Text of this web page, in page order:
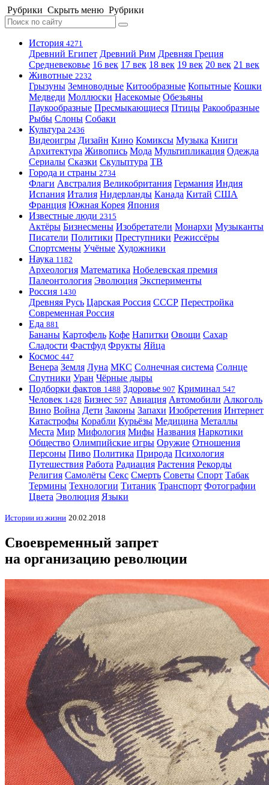
Рубрики Скрыть меню Рубрики
История 4271
Древний Египет Древний Рим Древняя Греция
Средневековье 16 век 17 век 18 век 19 век 20 век 21 век
Животные 2232
Грызуны Земноводные Китообразные Копытные Кошки
Медведи Моллюски Насекомые Обезьяны
Паукообразные Пресмыкающиеся Птицы Ракообразные
Рыбы Слоны Собаки
Культура 2436
Видеоигры Дизайн Кино Комиксы Музыка Книги
Архитектура Живопись Мода Мультипликация Одежда
Сериалы Сказки Скульптура ТВ
Города и страны 2734
Флаги Австралия Великобритания Германия Индия
Испания Италия Нидерланды Канада Китай США
Франция Южная Корея Япония
Известные люди 2315
Актёры Бизнесмены Изобретатели Монархи Музыканты
Писатели Политики Преступники Режиссёры
Спортсмены Учёные Художники
Наука 1182
Археология Математика Нобелевская премия
Палеонтология Эволюция Эксперименты
Россия 1430
Древняя Русь Царская Россия СССР Перестройка
Современная Россия
Еда 881
Бананы Картофель Кофе Напитки Овощи Сахар
Сладости Фастфуд Фрукты Яйца
Космос 447
Венера Земля Луна МКС Солнечная система Солнце
Спутники Уран Чёрные дыры
Подборки фактов 1488 Здоровье 907 Криминал 547
Человек 1428 Бизнес 597 Авиация Автомобили Алкоголь
Вино Война Дети Законы Запахи Изобретения Интернет
Катастрофы Корабли Курьёзы Медицина Металлы
Места Мир Мифология Мифы Названия Наркотики
Общество Олимпийские игры Оружие Отношения
Персоны Пиво Политика Природа Психология
Путешествия Работа Радиация Растения Рекорды
Религия Самолёты Секс Смерть Советы Спорт Табак
Термины Технологии Титаник Транспорт Фотографии
Цвета Эволюция Языки
Истории из жизни 20.02.2018
Своевременный запрет
на организацию революции